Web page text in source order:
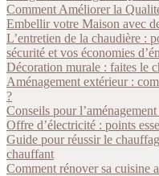
Comment Améliorer la
Embellir votre Maison avec
L’entretien de la chaudière :
sécurité et vos économies
Décoration murale : faites le
Aménagement extérieur :
?
Conseils pour
Offre d’électricité : points
Guide pour réussir le
chauffant
Comment rénover sa cuisine